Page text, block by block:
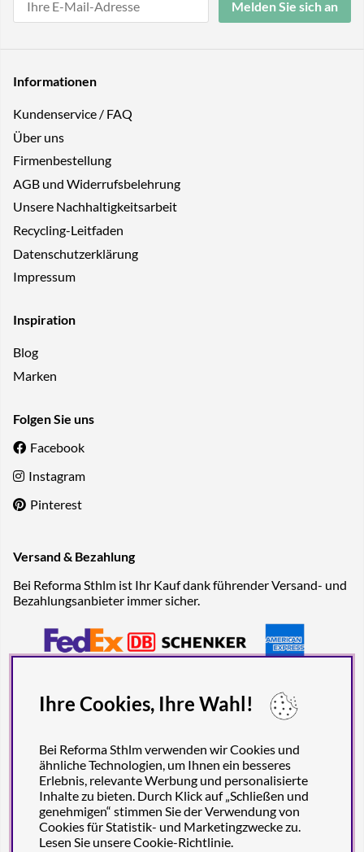
Melden Sie sich an
Informationen
Kundenservice / FAQ
Über uns
Firmenbestellung
AGB und Widerrufsbelehrung
Unsere Nachhaltigkeitsarbeit
Recycling-Leitfaden
Datenschutzerklärung
Impressum
Inspiration
Blog
Marken
Folgen Sie uns
Facebook
Instagram
Pinterest
Versand & Bezahlung
Bei Reforma Sthlm ist Ihr Kauf dank führender Versand- und
Bezahlungsanbieter immer sicher.
Ihre Cookies, Ihre Wahl!
Bei Reforma Sthlm verwenden wir Cookies und
ähnliche Technologien, um Ihnen ein besseres
Erlebnis, relevante Werbung und personalisierte
Inhalte zu bieten. Durch Klick auf „Schließen und
genehmigen“ stimmen Sie der Verwendung von
Cookies für Statistik- und Marketingzwecke zu.
Lesen Sie unsereCookie-Richtlinie.